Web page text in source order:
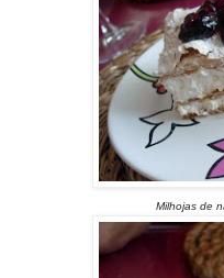
Milhojas de